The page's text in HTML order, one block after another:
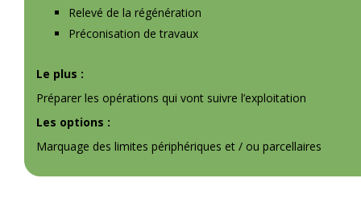
Relevé de la régénération
Préconisation de travaux
Le plus :
Préparer les opérations qui vont suivre l’exploitation
Les options :
Marquage des limites périphériques et / ou parcellaires